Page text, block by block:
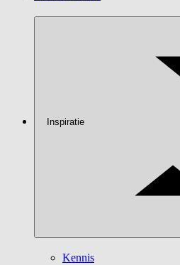
Inspiratie
Kennis